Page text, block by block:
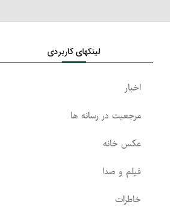
لینکهای کاربردی
اخبار
مرجعیت در رسانه ها
عکس خانه
فیلم و صدا
خاطرات